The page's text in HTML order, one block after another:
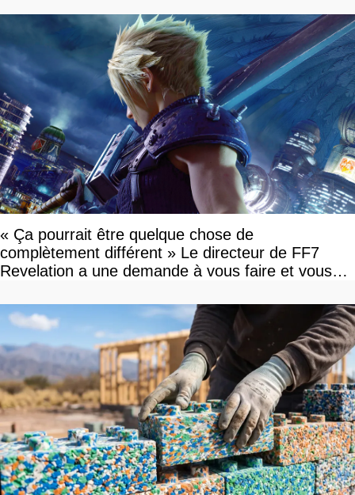
« Ça pourrait être quelque chose de
complètement différent » Le directeur de FF7
Revelation a une demande à vous faire et vous